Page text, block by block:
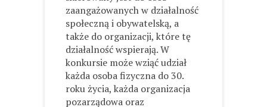
zaangażowanych w działalność
społeczną i obywatelską, a
także do organizacji, które tę
działalność wspierają. W
konkursie może wziąć udział
każda osoba fizyczna do 30.
roku życia, każda organizacja
pozarządowa oraz